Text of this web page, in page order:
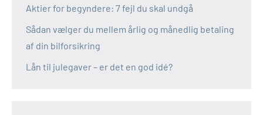
Aktier for begyndere: 7 fejl du skal undgå
Sådan vælger du mellem årlig og månedlig betaling
af din bilforsikring
Lån til julegaver – er det en god idé?